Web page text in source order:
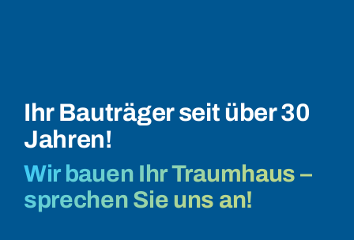
Ihr Bauträger seit über 30
Jahren!
Wir bauen Ihr Traumhaus –
sprechen Sie uns an!